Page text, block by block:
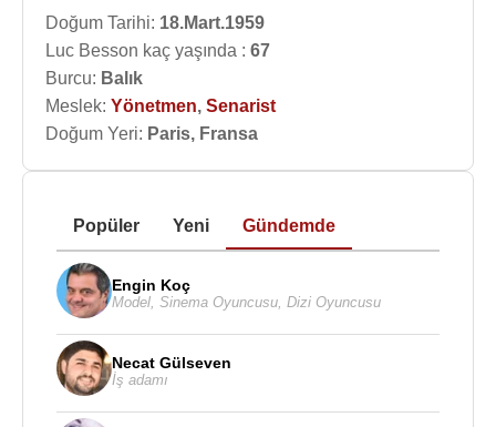
Doğum Tarihi: 18.Mart.1959
Luc Besson kaç yaşında : 67
Burcu: Balık
Meslek: Yönetmen, Senarist
Doğum Yeri: Paris, Fransa
Popüler Yeni Gündemde
Engin Koç
Model Sinema Oyuncusu Dizi Oyuncusu
Necat Gülseven
İş adamı